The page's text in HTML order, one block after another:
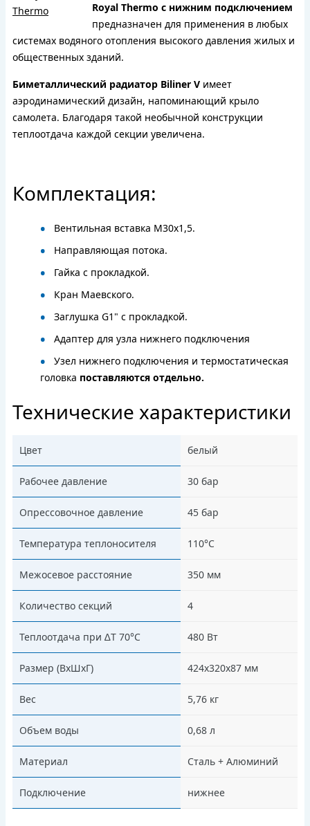
Royal Thermo с нижним подключением
предназначен для применения в любых
системах водяного отопления высокого давления жилых и
общественных зданий.
Биметаллический радиатор Biliner V имеет
аэродинамический дизайн, напоминающий крыло
самолета. Благодаря такой необычной конструкции
теплоотдача каждой секции увеличена.
Комплектация:
Вентильная вставка M30х1,5.
Направляющая потока.
Гайка с прокладкой.
Кран Маевского.
Заглушка G1" с прокладкой.
Адаптер для узла нижнего подключения
Узел нижнего подключения и термостатическая
головка поставляются отдельно.
Технические характеристики
Цвет белый
Рабочее давление 30 бар
Опрессовочное давление 45 бар
Температура теплоносителя 110°С
Межосевое расстояние 350 мм
Количество секций 4
Теплоотдача при ∆Т 70°С 480 Вт
Размер (ВхШхГ) 424х320х87 мм
Вес 5,76 кг
Объем воды 0,68 л
Материал Сталь + Алюминий
Подключение нижнее